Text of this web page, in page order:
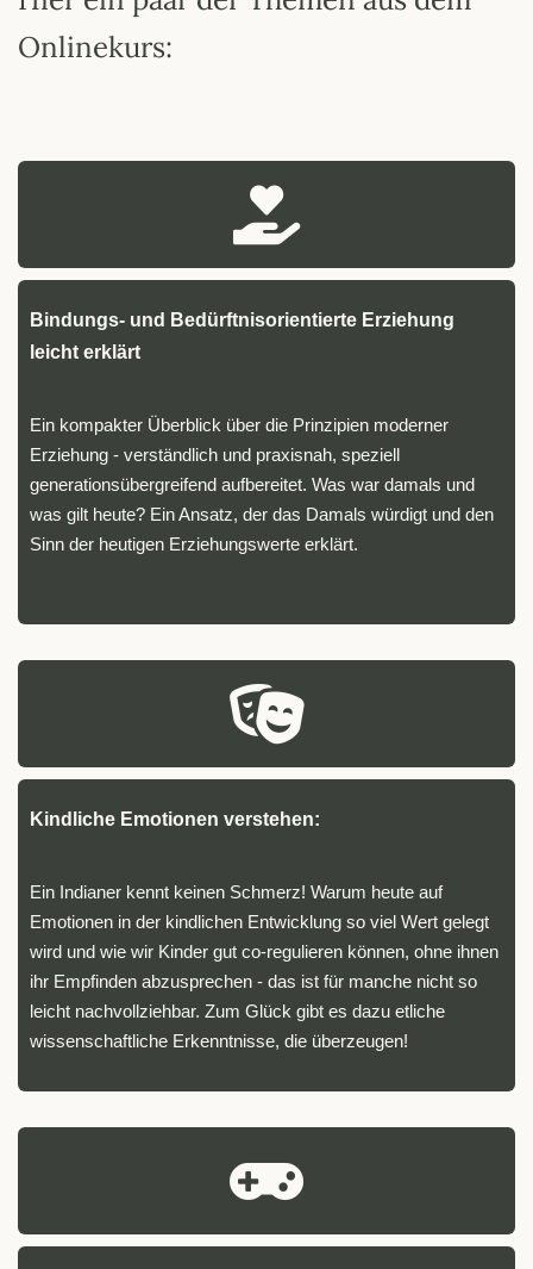
Onlinekurs:
Bindungs- und Bedürftnisorientierte Erziehung
leicht erklärt
Ein kompakter Überblick über die Prinzipien moderner
Erziehung - verständlich und praxisnah, speziell
generationsübergreifend aufbereitet. Was war damals und
was gilt heute? Ein Ansatz, der das Damals würdigt und den
Sinn der heutigen Erziehungswerte erklärt.
Kindliche Emotionen verstehen:
Ein Indianer kennt keinen Schmerz! Warum heute auf
Emotionen in der kindlichen Entwicklung so viel Wert gelegt
wird und wie wir Kinder gut co-regulieren können, ohne ihnen
ihr Empfinden abzusprechen - das ist für manche nicht so
leicht nachvollziehbar. Zum Glück gibt es dazu etliche
wissenschaftliche Erkenntnisse, die überzeugen!